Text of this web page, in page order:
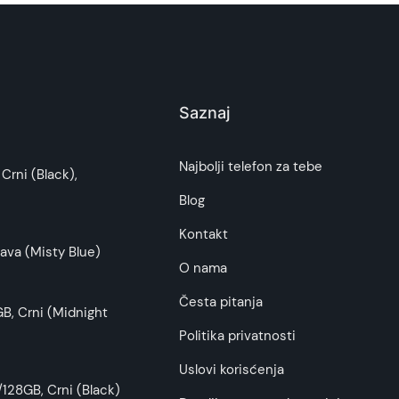
što tačnije i detaljnije ali ne može da
(Black),
(Misty Blue)
Crni (Midnight
Crni (Black)
Saznaj
Najbolji telefon za tebe
Blog
Kontakt
O nama
Česta pitanja
Politika privatnosti
Uslovi korisćenja